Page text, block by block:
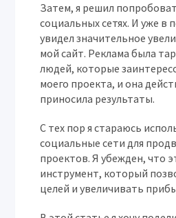
Затем, я решил
социальных сетях. И уже в
увидел значительное
мой сайт. Реклама была
людей, которые
моего проекта, и она
приносила результаты.
С тех пор я стараюсь
социальные сети для
проектов. Я убежден, что
инструмент, который
целей и увеличивать